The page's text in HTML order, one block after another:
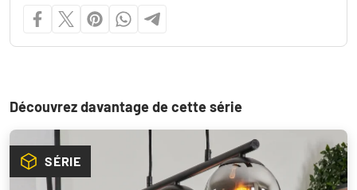
Découvrez davantage de cette série
SÉRIE